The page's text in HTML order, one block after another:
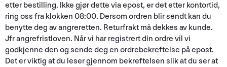
etter bestilling. Ikke gjør dette via epost, er det etter kontortid,
ring oss fra klokken 08:00. Dersom ordren blir sendt kan du
benytte deg av angreretten. Returfrakt må dekkes av kunde.
Jfr angrefristloven. Når vi har registrert din ordre vil vi
godkjenne den og sende deg en ordrebekreftelse på epost.
Det er viktig at du leser gjennom bekreftelsen slik at du ser at